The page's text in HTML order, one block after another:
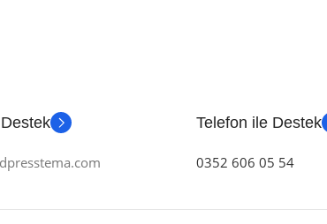
Telefon ile Destek
0352 606 05 54